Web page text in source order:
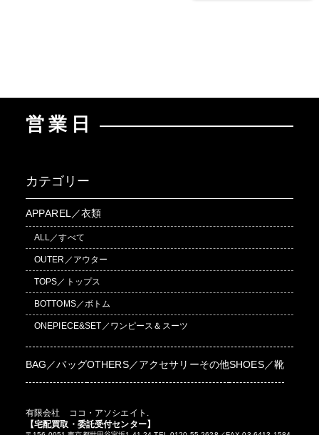
営業日
カテゴリー
APPAREL／衣類
ALL／すべて
OUTER／アウター
TOPS／トップス
BOTTOMS／ボトム
ONEPIECE&SET／ワンピース＆スーツ
BAG／バッグOTHERS／アクセサリーその他SHOES／靴
有限会社 ココ・アソシエイト.
【宅配買取・委託受付センター】